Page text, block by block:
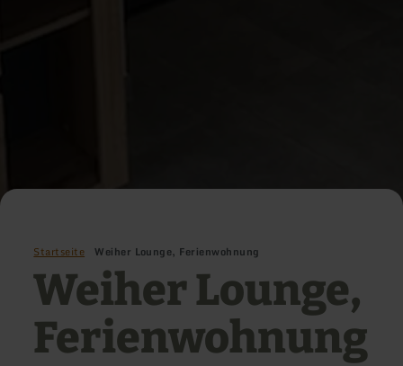
Startseite Weiher Lounge, Ferienwohnung
Weiher Lounge,
Ferienwohnung